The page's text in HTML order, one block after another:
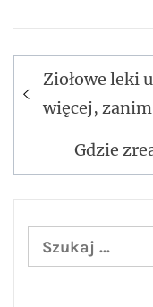
Nawigacja
wpisu
Ziołowe leki
więcej,
Gdzie
Szukaj: